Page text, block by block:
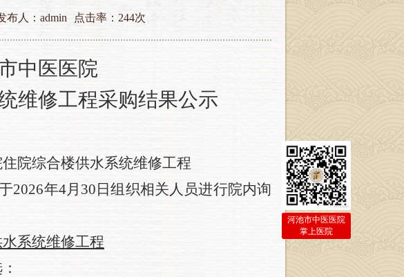
河池市中医医院
掌上医院
布人：admin 点击率： 244次
中医医院
维修工程采购结果公示
院综合楼供水系统维修工程
2026年4月30日组织相关人员进行院内询
系统维修工程